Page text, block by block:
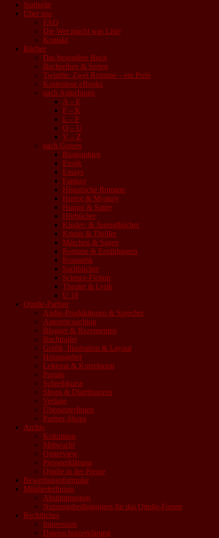
Startseite
Über uns
FAQ
Die Wer macht was Liste
Kontakt
Bücher
Das besondere Buch
Buchreihen & Serien
Twindie: Zwei Romane – ein Preis
Kostenlose eBooks
nach AutorInnen
A – E
F – K
L – P
Q – U
V – Z
nach Genres
Biographien
Erotik
Essays
Fantasy
Historische Romane
Horror & Mystery
Humor & Satire
Hörbücher
Kinder- & Jugendbücher
Krimis & Thriller
Märchen & Sagen
Romane & Erzählungen
Romantik
Sachbücher
Science-Fiction
Theater & Lyrik
U 18
Qindie-Partner
Audio-Produktionen & Sprecher
Autorencoaching
Blogger & Rezensenten
Buchtrailer
Grafik, Illustration & Layout
Herausgeber
Lektorat & Korrektorat
Portale
Schreibkurse
Shops & Distributoren
Verlage
ÜbersetzerInnen
Partner-Shops
Archiv
Kolumnen
Mittwoch!
Qinterview
Presseerklärung
Qindie in der Presse
Bewerbungsformular
Mitgliederforum
Abstimmungen
Nutzungsbedingungen für das Qindie-Forum
Rechtliches
Impressum
Datenschutzerklärung